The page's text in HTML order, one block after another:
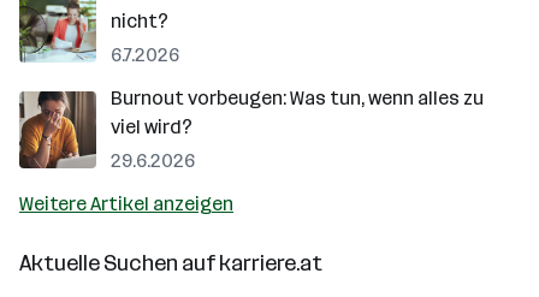
nicht?
6.7.2026
Burnout vorbeugen: Was tun, wenn alles zu
viel wird?
29.6.2026
Weitere Artikel anzeigen
Aktuelle Suchen aufkarriere.at